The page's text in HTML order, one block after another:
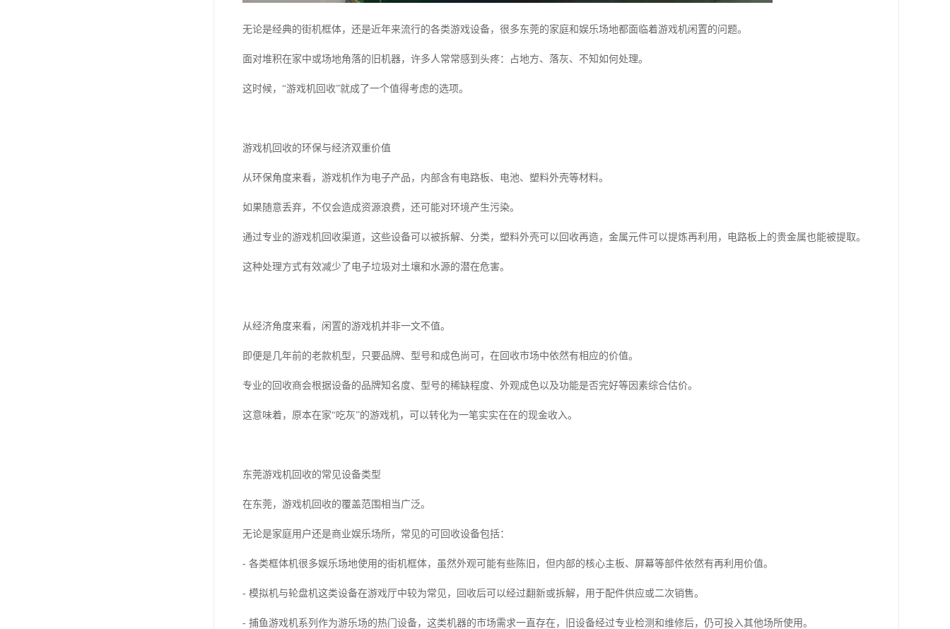
无论是经典的街机框体，还是近年来流行的各类游戏设备，很多东莞的家庭和娱乐场地都面临着游戏机闲置的问题。
面对堆积在家中或场地角落的旧机器，许多人常常感到头疼：占地方、落灰、不知如何处理。
这时候，“游戏机回收”就成了一个值得考虑的选项。
游戏机回收的环保与经济双重价值
从环保角度来看，游戏机作为电子产品，内部含有电路板、电池、塑料外壳等材料。
如果随意丢弃，不仅会造成资源浪费，还可能对环境产生污染。
通过专业的游戏机回收渠道，这些设备可以被拆解、分类，塑料外壳可以回收再造，金属元件可以提炼再利用，电路板上的贵金属也能被提取。
这种处理方式有效减少了电子垃圾对土壤和水源的潜在危害。
从经济角度来看，闲置的游戏机并非一文不值。
即便是几年前的老款机型，只要品牌、型号和成色尚可，在回收市场中依然有相应的价值。
专业的回收商会根据设备的品牌知名度、型号的稀缺程度、外观成色以及功能是否完好等因素综合估价。
这意味着，原本在家“吃灰”的游戏机，可以转化为一笔实实在在的现金收入。
东莞游戏机回收的常见设备类型
在东莞，游戏机回收的覆盖范围相当广泛。
无论是家庭用户还是商业娱乐场所，常见的可回收设备包括：
- 各类框体机很多娱乐场地使用的街机框体，虽然外观可能有些陈旧，但内部的核心主板、屏幕等部件依然有再利用价值。
- 模拟机与轮盘机这类设备在游戏厅中较为常见，回收后可以经过翻新或拆解，用于配件供应或二次销售。
- 捕鱼游戏机系列作为游乐场的热门设备，这类机器的市场需求一直存在，旧设备经过专业检测和维修后，仍可投入其他场所使用。